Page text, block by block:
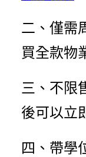
二、僅需
買全款物
三、不限
後可以立
四、帶學